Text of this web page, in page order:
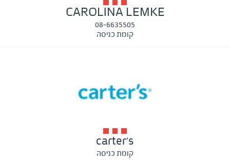
CAROLINA LEMKE
08-6635505
קומת כניסה
carter's
קומת כניסה